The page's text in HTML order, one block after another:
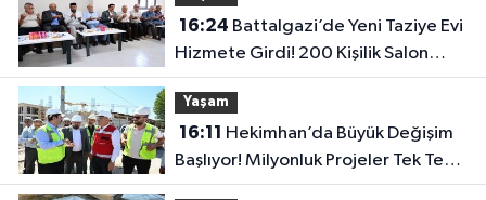
16:24
Hizmete Girdi! 200 Kişilik Salon
Dikkat Çekti
Yaşam
16:11
Başlıyor! Milyonluk Projeler Tek Tek
Hayata Geçiyor